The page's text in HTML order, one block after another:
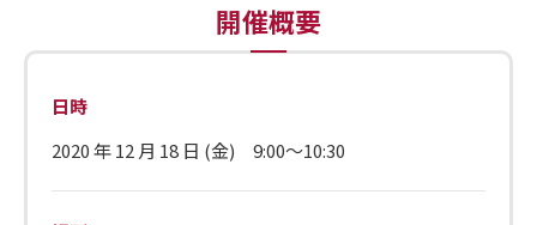
開催概要
日時
2020 年 12 月 18 日 (金) 9:00～10:30